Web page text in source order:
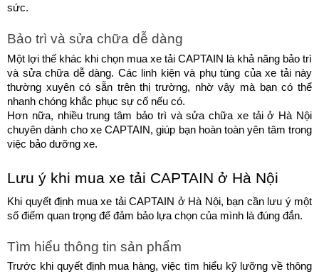
sức.
Bảo trì và sửa chữa dễ dàng
Một lợi thế khác khi chọn mua xe tải CAPTAIN là khả năng bảo trì
và sửa chữa dễ dàng. Các linh kiện và phụ tùng của xe tải này
thường xuyên có sẵn trên thị trường, nhờ vậy mà bạn có thể
nhanh chóng khắc phục sự cố nếu có.
Hơn nữa, nhiều trung tâm bảo trì và sửa chữa xe tải ở Hà Nội
chuyên dành cho xe CAPTAIN, giúp bạn hoàn toàn yên tâm trong
việc bảo dưỡng xe.
Lưu ý khi mua xe tải CAPTAIN ở Hà Nội
Khi quyết định mua xe tải CAPTAIN ở Hà Nội, bạn cần lưu ý một
số điểm quan trọng để đảm bảo lựa chọn của mình là đúng đắn.
Tìm hiểu thông tin sản phẩm
Trước khi quyết định mua hàng, việc tìm hiểu kỹ lưỡng về thông